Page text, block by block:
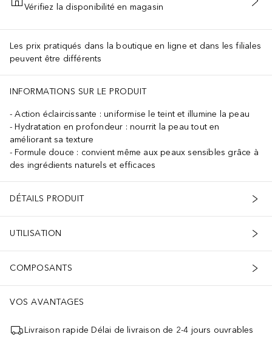
AJOUTER AU PANIER
Vérifiez la disponibilité en magasin
Les prix pratiqués dans la boutique en ligne et dans les filiales
peuvent être différents
INFORMATIONS SUR LE PRODUIT
Action éclaircissante : uniformise le teint et illumine la peau
Hydratation en profondeur : nourrit la peau tout en
améliorant sa texture
Formule douce : convient même aux peaux sensibles grâce à
des ingrédients naturels et efficaces
DÉTAILS PRODUIT
UTILISATION
COMPOSANTS
VOS AVANTAGES
Livraison rapide Délai de livraison de 2-4 jours ouvrables